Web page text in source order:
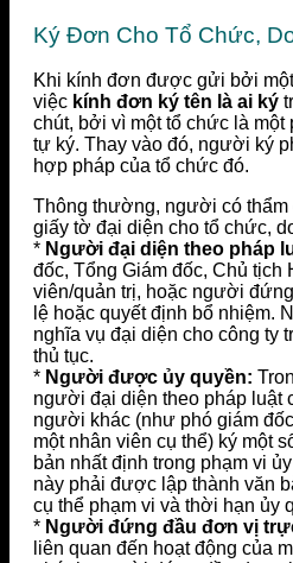
Ký Đơn Cho Tổ Chức,
Khi kính đơn được gửi bởi
việc kính đơn ký tên là ai ký
chút, bởi vì một tổ chức là một
tự ký. Thay vào đó, người ký
hợp pháp của tổ chức đó.
Thông thường, người có thẩm
giấy tờ đại diện cho tổ chức,
* Người đại diện theo pháp
đốc, Tổng Giám đốc, Chủ tịch
viên/quản trị, hoặc người
lệ hoặc quyết định bổ nhiệm.
nghĩa vụ đại diện cho công ty
thủ tục.
* Người được ủy quyền:
người đại diện theo pháp luật
người khác (như phó giám
một nhân viên cụ thể) ký một
bản nhất định trong phạm vi
này phải được lập thành văn
cụ thể phạm vi và thời hạn ủy
* Người đứng đầu đơn vị
liên quan đến hoạt động của